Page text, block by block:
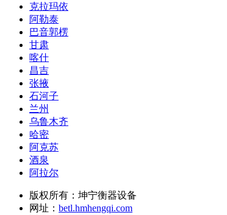
克拉玛依
阿勒泰
巴音郭楞
甘肃
喀什
昌吉
张掖
石河子
兰州
乌鲁木齐
哈密
阿克苏
酒泉
阿拉尔
版权所有：坤宁衡器设备
网址： betl.hmhengqi.com